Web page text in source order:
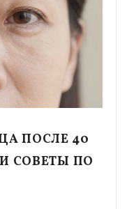
ПОСЛЕ 40
СОВЕТЫ ПО